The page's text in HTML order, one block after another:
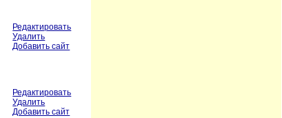
Редактировать
Удалить
Добавить сайт
Редактировать
Удалить
Добавить сайт